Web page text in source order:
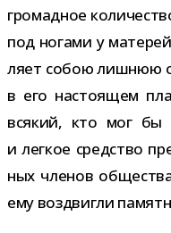
гро­мад­ное
под ногами у
ляет собою лиш­нюю
в его насто­я­щем
вся­кий, кто мог бы
и лег­кое сред­ство
ных чле­нов
ему воз­двигли